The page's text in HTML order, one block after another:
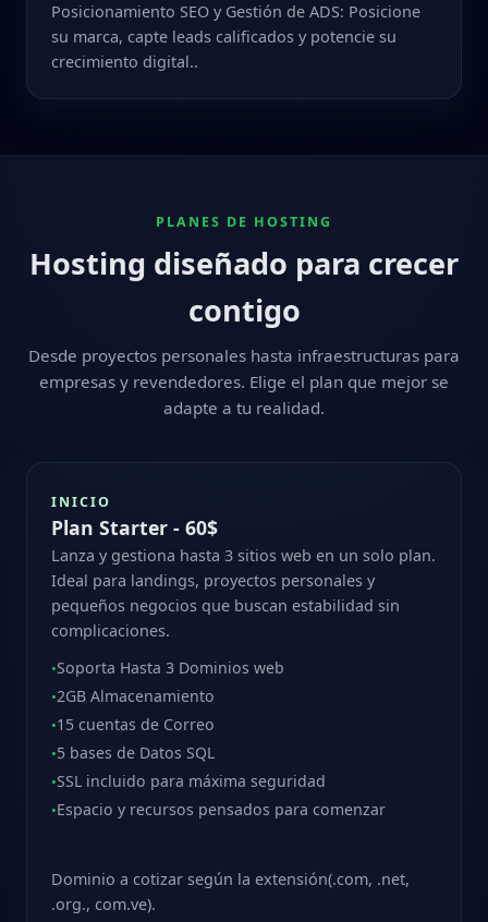
Posicionamiento SEO y Gestión de ADS: Posicione
su marca, capte leads calificados y potencie su
crecimiento digital..
PLANES DE HOSTING
Hosting diseñado para crecer
contigo
Desde proyectos personales hasta infraestructuras para
empresas y revendedores. Elige el plan que mejor se
adapte a tu realidad.
INICIO
Plan Starter - 60$
Lanza y gestiona hasta 3 sitios web en un solo plan.
Ideal para landings, proyectos personales y
pequeños negocios que buscan estabilidad sin
complicaciones.
•Soporta Hasta 3 Dominios web
•2GB Almacenamiento
•15 cuentas de Correo
•5 bases de Datos SQL
•SSL incluido para máxima seguridad
•Espacio y recursos pensados para comenzar
Dominio a cotizar según la extensión(.com, .net,
.org., com.ve).